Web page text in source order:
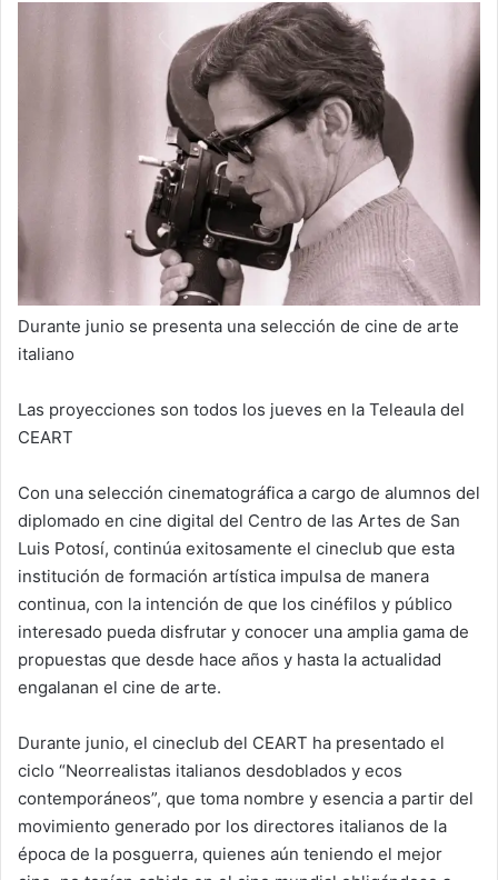
Durante junio se presenta una selección de cine de arte
italiano
Las proyecciones son todos los jueves en la Teleaula del
CEART
Con una selección cinematográfica a cargo de alumnos del
diplomado en cine digital del Centro de las Artes de San
Luis Potosí, continúa exitosamente el cineclub que esta
institución de formación artística impulsa de manera
continua, con la intención de que los cinéfilos y público
interesado pueda disfrutar y conocer una amplia gama de
propuestas que desde hace años y hasta la actualidad
engalanan el cine de arte.
Durante junio, el cineclub del CEART ha presentado el
ciclo “Neorrealistas italianos desdoblados y ecos
contemporáneos”, que toma nombre y esencia a partir del
movimiento generado por los directores italianos de la
época de la posguerra, quienes aún teniendo el mejor